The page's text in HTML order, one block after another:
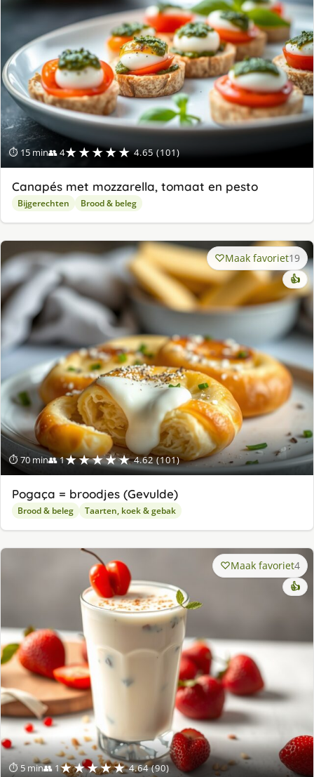
⏱ 15 min👥 4★★★★★ 4.65 (101)
Canapés met mozzarella, tomaat en pesto
Bijgerechten Brood & beleg
⏱ 70 min👥 1★★★★★ 4.62 (101)
Maak favoriet19
👍
Pogaça = broodjes (Gevulde)
Brood & beleg Taarten, koek & gebak
⏱ 5 min👥 1★★★★★ 4.64 (90)
Maak favoriet4
👍